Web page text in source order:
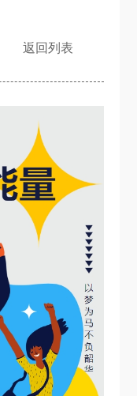
返回列表